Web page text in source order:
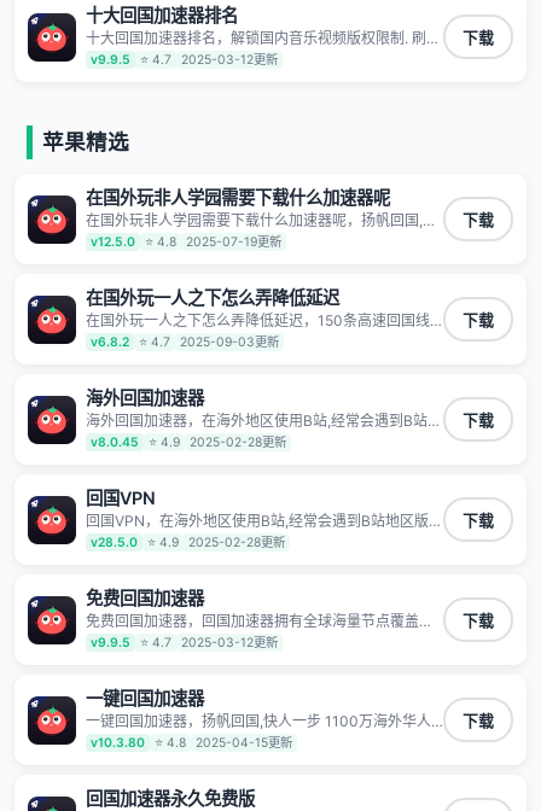
明日方舟、战双帕弥什、sky光·遇、另一个伊甸园等国
内各种服务,回国加速器致力于帮助海外华人和留学生、
港澳台地区用户提供最好的回国游戏和音乐视频加速服
务，可以在海外或港澳台地区流畅加速国服游戏和音视
等主流网站应用解除限制，带你穿梭加速回国。目前已
有上百万用户，用户整体好评95%以上，一对一在线客
十大回国加速器排名
十大回国加速器排名，解锁国内音乐视频版权限制. 刷剧
不卡，高清秒开. 有效降低国服游戏延迟. 提升国内主流
应用访问速度 ; 独创加速黑科技 · 海量边缘. 动态多线. 智
v9.9.5 ⭐ 4.7 2025-03-12更新
下载
苹果精选
在国外玩非人学园需要下载什么加速器呢
在国外玩非人学园需要下载什么加速器呢，扬帆回国,快
人一步 1100万海外华人都在用的音乐视频回国加速器
Android iOS Windows Mac TV VIP 支持多种加速场景
锁加速腾讯视频、爱奇艺、哔哩哔哩和优酷视频,在国外
也能畅快追剧!
v12.5.0 ⭐ 4.8 2025-07-19更新
下载
在国外玩一人之下怎么弄降低延迟
在国外玩一人之下怎么弄降低延迟，150条高速回国线
路 自有高速中转节点 无需注册 一键连接 提供高速线路
应用内直达视频音乐app,快人一步 应用模式 App互不干
确保数据不泄露 阻止第三方对数据进行窃取和监听
v6.8.2 ⭐ 4.7 2025-09-03更新
下载
海外回国加速器
海外回国加速器，在海外地区使用B站,经常会遇到B站地
区版权限制/网络IP屏蔽,缓冲卡顿等问题,使用我们的哔
哩哔哩专用回国VPN,可加速解决各类网络问题,一键网络
7*24小时服务。
v8.0.45 ⭐ 4.9 2025-02-28更新
下载
回国VPN
回国VPN，在海外地区使用B站,经常会遇到B站地区版权
限制/网络IP屏蔽,缓冲卡顿等问题,使用我们的哔哩哔哩
专用回国VPN,可加速解决各类网络问题,一键网络回国,
时服务。
v28.5.0 ⭐ 4.9 2025-02-28更新
下载
免费回国加速器
免费回国加速器，回国加速器拥有全球海量节点覆盖，
运营商专线不卡顿超稳定，专为海外华人和留学生打
造，帮助海外华人免除地域限制，随时高速稳定低延迟
v9.9.5 ⭐ 4.7 2025-03-12更新
下载
一键回国加速器
一键回国加速器，扬帆回国,快人一步 1100万海外华人
都在用的音乐视频回国加速器 Android iOS Windows
Mac TV VIP 支持多种加速场景 了解更多 看视频 全球高
艺、哔哩哔哩和优酷视频,在国外也能畅快追剧!
v10.3.80 ⭐ 4.8 2025-04-15更新
下载
回国加速器永久免费版